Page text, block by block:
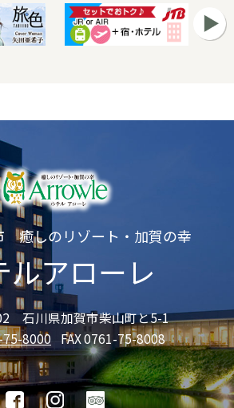
癒しのリゾート・加賀の幸
ルアローレ
石川県加賀市柴山町と5-1
75-8000 FAX 0761-75-8008